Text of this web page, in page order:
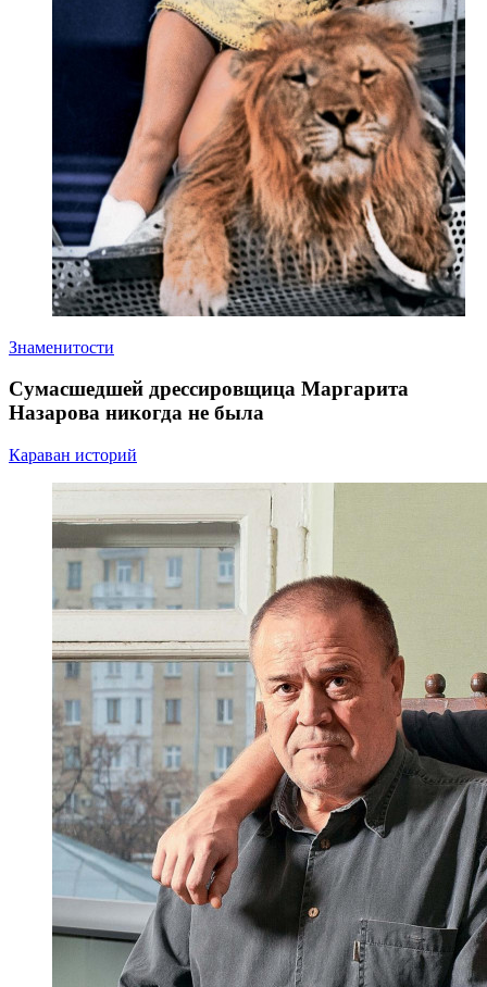
Знаменитости
Сумасшедшей дрессировщица Маргарита
Назарова никогда не была
Караван историй